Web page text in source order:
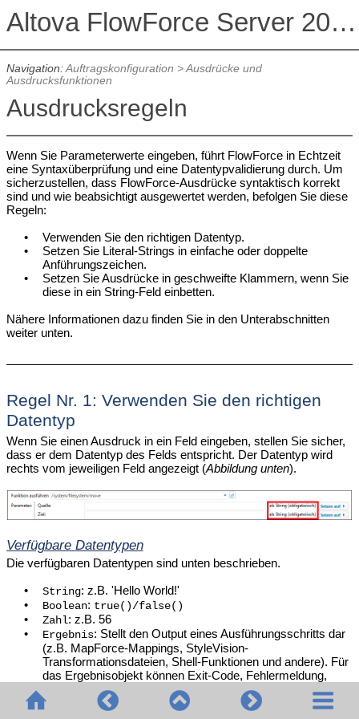
Altova FlowForce Server 2026 Advanced Edition
Navigation:Auftragskonfiguration >Ausdrücke und
Ausdrucksfunktionen
Ausdrucksregeln
Wenn Sie Parameterwerte eingeben, führt FlowForce in Echtzeit
eine Syntaxüberprüfung und eine Datentypvalidierung durch. Um
sicherzustellen, dass FlowForce-Ausdrücke syntaktisch korrekt
sind und wie beabsichtigt ausgewertet werden, befolgen Sie diese
Regeln:
•
Verwenden Sie den richtigen Datentyp.
•
Setzen Sie Literal-Strings in einfache oder doppelte
Anführungszeichen.
•
Setzen Sie Ausdrücke in geschweifte Klammern, wenn Sie
diese in ein String-Feld einbetten.
Nähere Informationen dazu finden Sie in den Unterabschnitten
weiter unten.
Regel Nr. 1: Verwenden Sie den richtigen
Datentyp
Wenn Sie einen Ausdruck in ein Feld eingeben, stellen Sie sicher,
dass er dem Datentyp des Felds entspricht. Der Datentyp wird
rechts vom jeweiligen Feld angezeigt (Abbildung unten).
Verfügbare Datentypen
Die verfügbaren Datentypen sind unten beschrieben.
•
String: z.B. 'Hello World!'
•
Boolean: true()/false()
• Zahl: z.B. 56
•
Ergebnis: Stellt den Output eines Ausführungsschritts dar
(z.B. MapForce-Mappings, StyleVision-
Transformationsdateien, Shell-Funktionen und andere). Für
das Ergebnisobjekt können Exit-Code, Fehlermeldung,
stderr
und eine Sammlung von Ergebnisstreams
aufgezeichnet werden.